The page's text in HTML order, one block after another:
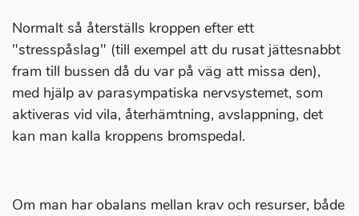
Normalt så återställs kroppen efter ett
"stresspåslag" (till exempel att du rusat jättesnabbt
fram till bussen då du var på väg att missa den),
med hjälp av parasympatiska nervsystemet, som
aktiveras vid vila, återhämtning, avslappning, det
kan man kalla kroppens bromspedal.
Om man har obalans mellan krav och resurser, både